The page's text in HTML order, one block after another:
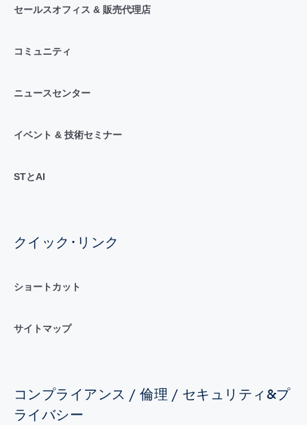
セールスオフィス & 販売代理店
コミュニティ
ニュースセンター
イベント & 技術セミナー
STとAI
クイック･リンク
ショートカット
サイトマップ
コンプライアンス / 倫理 / セキュリティ&プ
ライバシー